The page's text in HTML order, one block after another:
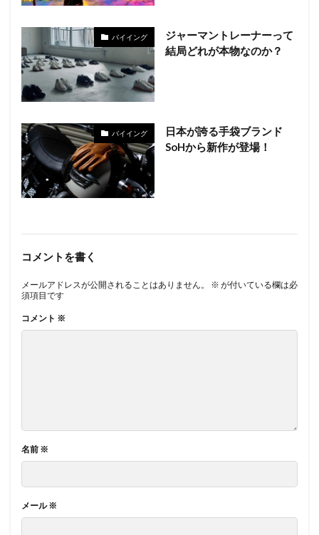
バイイング
ジャーマントレーナーって
結局どれが本物なのか？
バイイング
日本が誇る手袋ブランド
SoHから新作が登場！
コメントを書く
メールアドレスが公開されることはありません。 ※ が付いている欄は必
須項目です
コメント ※
名前 ※
メール※